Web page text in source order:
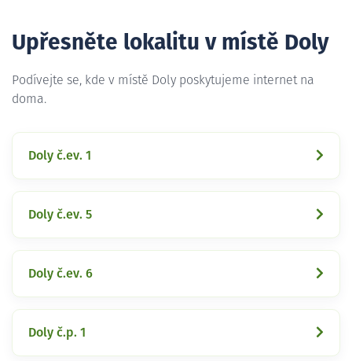
Upřesněte lokalitu v místě Doly
Podívejte se, kde v místě Doly poskytujeme internet na
doma.
Doly č.ev. 1
Doly č.ev. 5
Doly č.ev. 6
Doly č.p. 1